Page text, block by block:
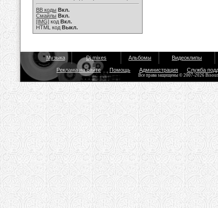
BB коды Вкл.
Смайлы Вкл.
[IMG] код Вкл.
HTML код Выкл.
Музыка Dj mixes Альбомы Видеоклипы
Реклама на сайте Помощь Администрация Служба
Все права защищены © 2007-2026